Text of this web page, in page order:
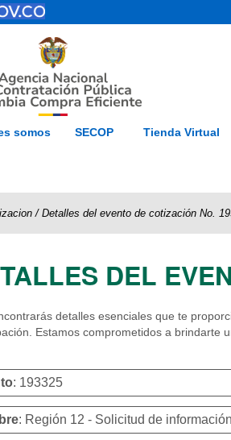
Inicio Mapa
somos SECOP Tienda Virtual
/ Detalles del evento de cotización No.
DEL
detalles esenciales que te
Estamos comprometidos a brindarte
: 193325
: Región 12 - Solicitud de